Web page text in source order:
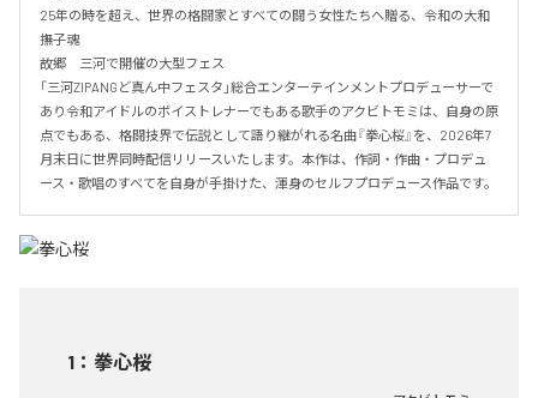
25年の時を超え、世界の格闘家とすべての闘う女性たちへ贈る、令和の大和
撫子魂
故郷　三河で開催の大型フェス
「三河ZIPANGど真ん中フェスタ」総合エンターテインメントプロデューサーで
あり令和アイドルのボイストレナーでもある歌手のアクビトモミは、自身の原
点でもある、格闘技界で伝説として語り継がれる名曲『拳心桜』を、2026年7
月末日に世界同時配信リリースいたします。本作は、作詞・作曲・プロデュ
ース・歌唱のすべてを自身が手掛けた、渾身のセルフプロデュース作品です。
1 ： 拳心桜